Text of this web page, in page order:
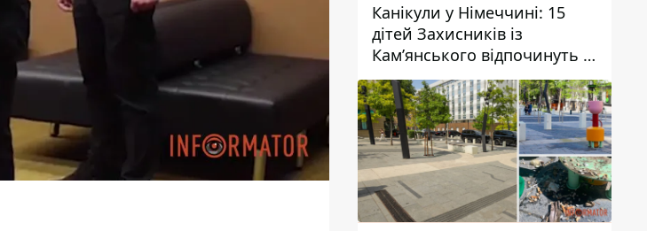
Канікули у Німеччині: 15
дітей Захисників із
Кам’янського відпочинуть у
Вупперталі